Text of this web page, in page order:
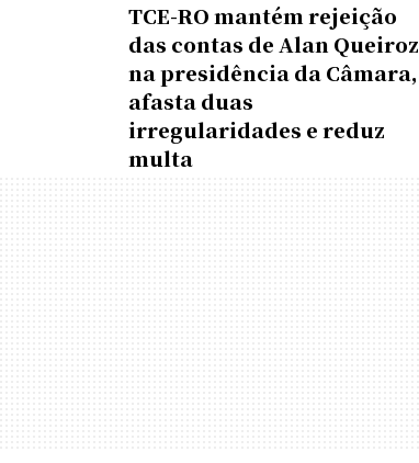
TCE-RO mantém rejeição
das contas de Alan Queiroz
na presidência da Câmara,
afasta duas
irregularidades e reduz
multa